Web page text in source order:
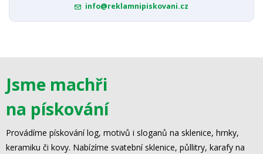
info@reklamnipiskovani.cz
Jsme machři
na pískování
Provádíme pískování log, motivů i sloganů na sklenice, hrnky,
keramiku či kovy. Nabízíme svatební sklenice, půllitry, karafy na